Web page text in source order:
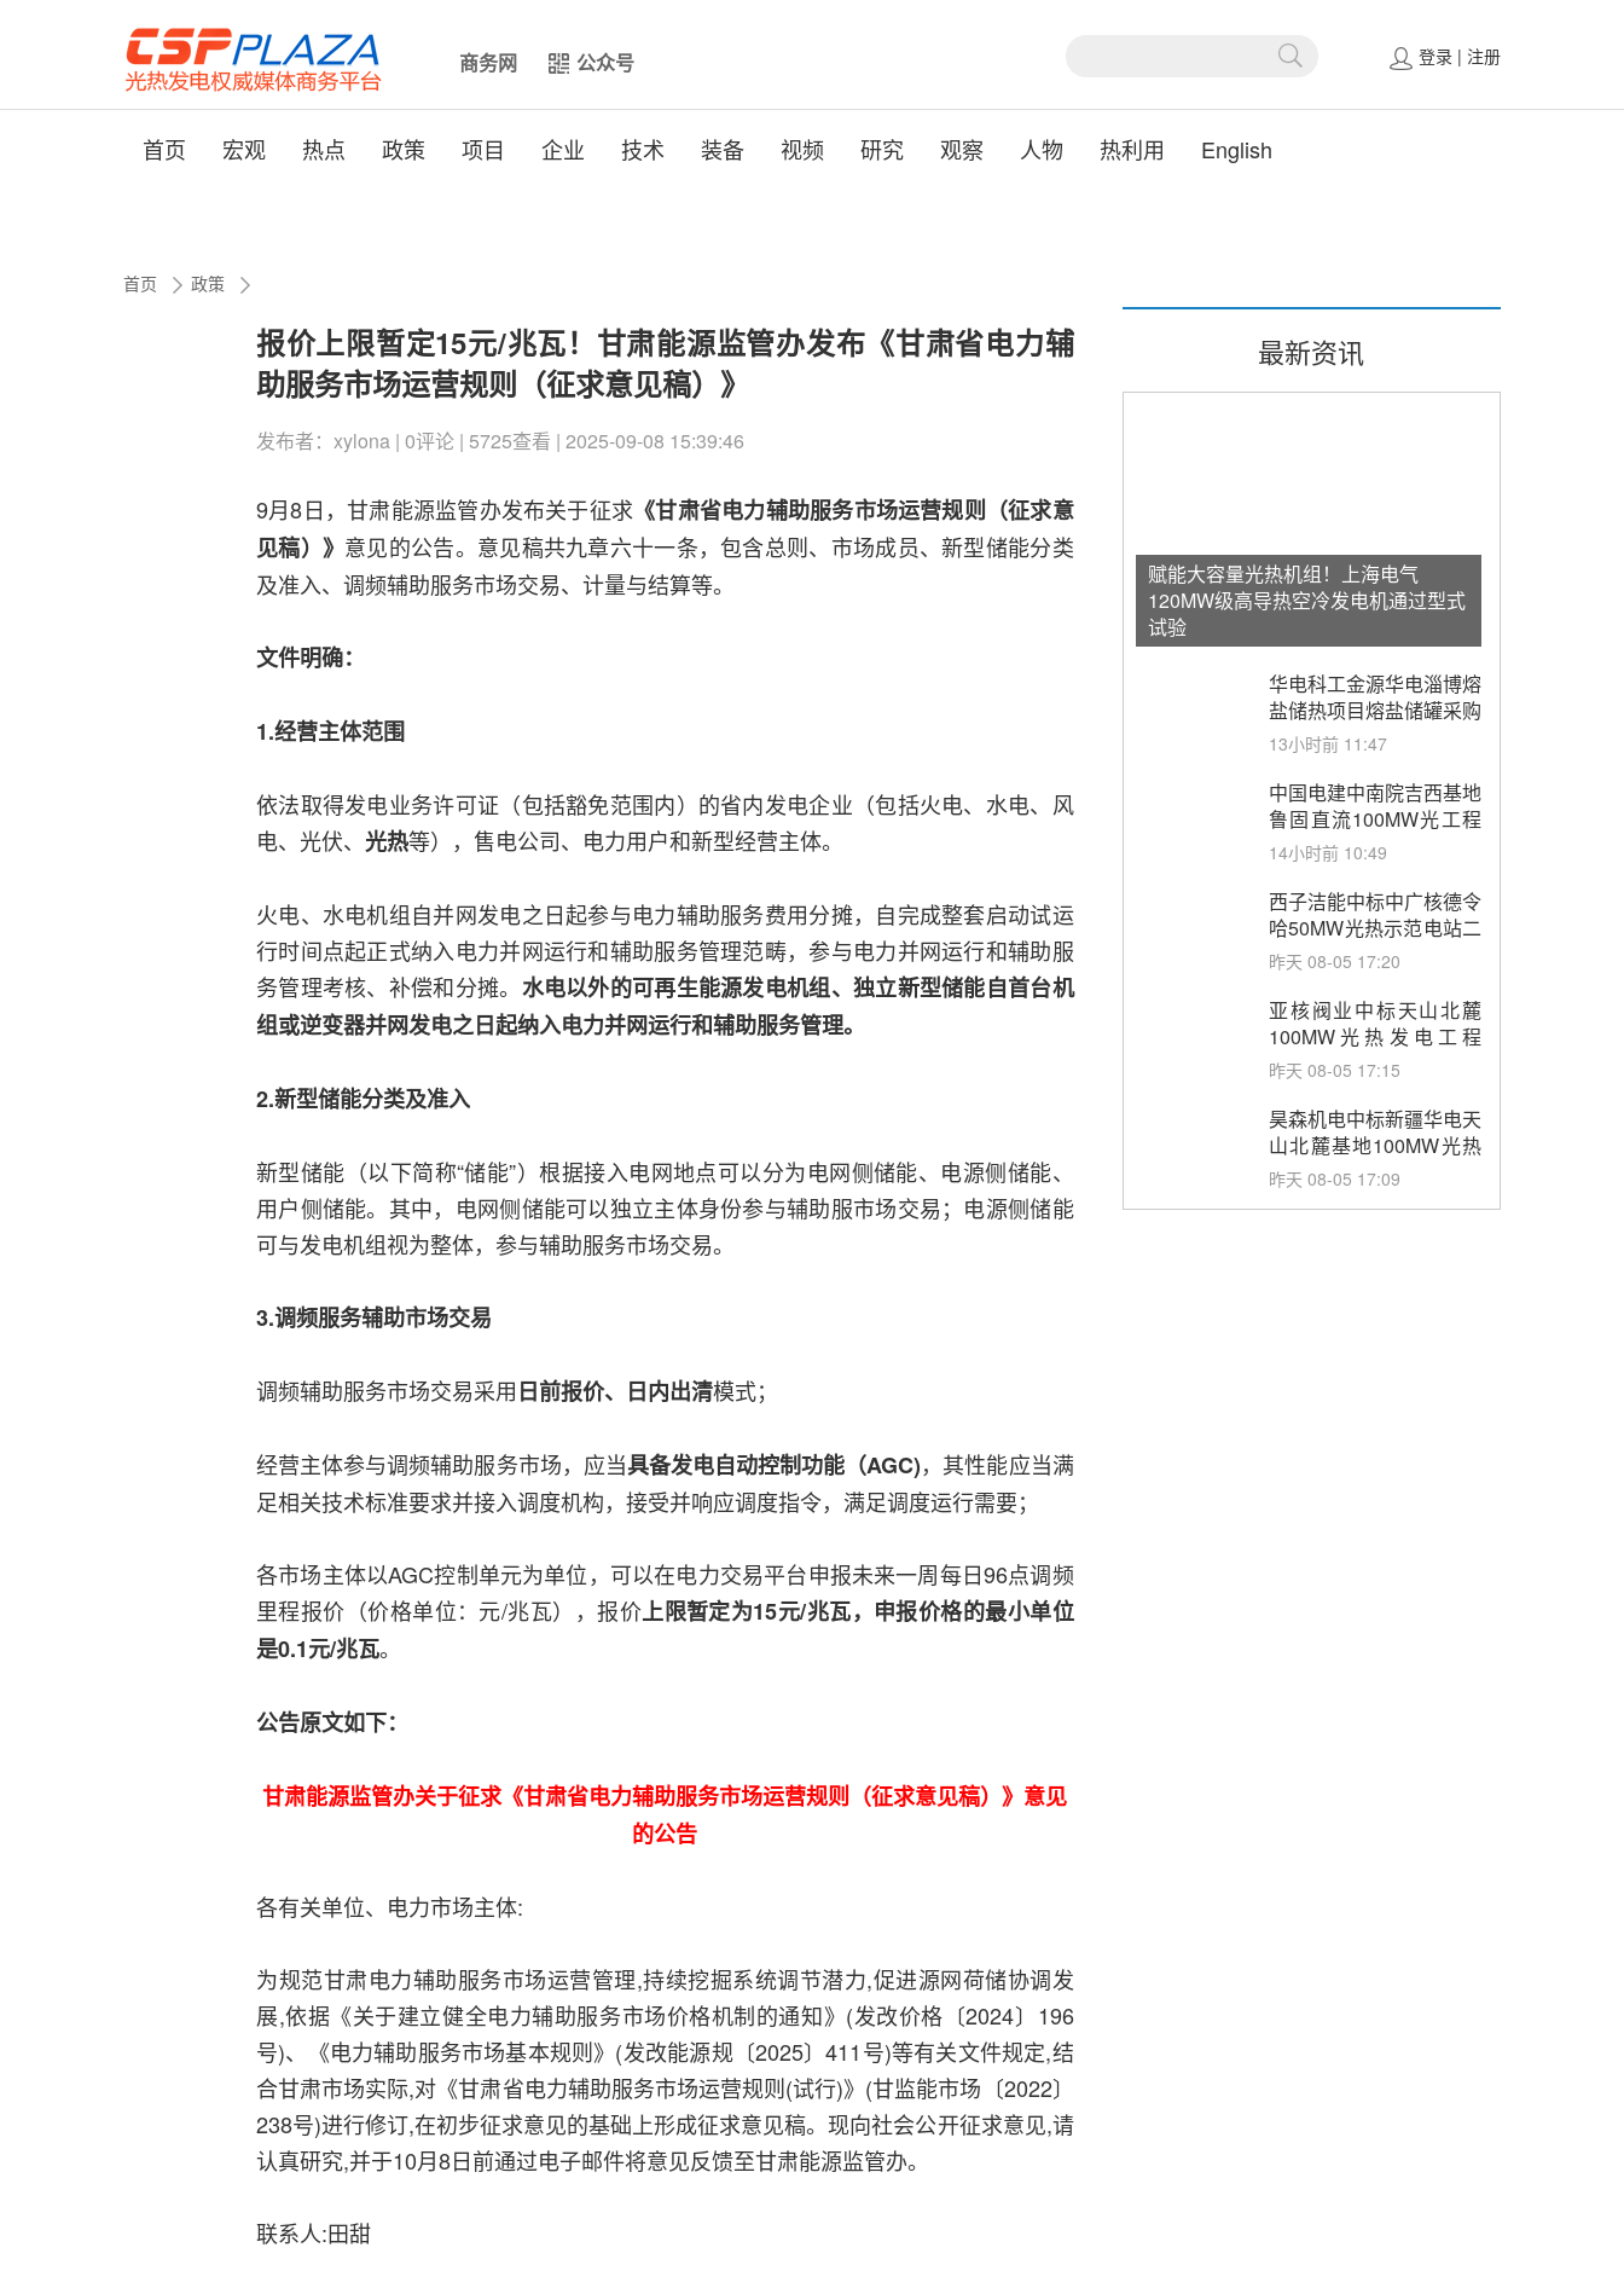
商务网 公众号 登录 | 注册
首页 宏观 热点 政策 项目 企业 技术 装备 视频 研究 观察 人物 热利用 English
首页 政策
报价上限暂定15元/兆瓦！甘肃能源监管办发布《甘肃省电力辅
助服务市场运营规则（征求意见稿）》
发布者：xylona | 0评论 | 5725查看 | 2025-09-08 15:39:46
9月8日，甘肃能源监管办发布关于征求 《甘肃省电力辅助服务市场运营规则（征求意
见稿）》 意见的公告。意见稿共九章六十一条，包含总则、市场成员、新型储能分类
及准入、调频辅助服务市场交易、计量与结算等。
文件明确：
1.经营主体范围
依法取得发电业务许可证（包括豁免范围内）的省内发电企业（包括火电、水电、风
电、光伏、 光热等），售电公司、电力用户和新型经营主体。
火电、水电机组自并网发电之日起参与电力辅助服务费用分摊，自完成整套启动试运
行时间点起正式纳入电力并网运行和辅助服务管理范畴，参与电力并网运行和辅助服
务管理考核、补偿和分摊。 水电以外的可再生能源发电机组、独立新型储能自首台机
组或逆变器并网发电之日起纳入电力并网运行和辅助服务管理。
2.新型储能分类及准入
新型储能（以下简称“储能”）根据接入电网地点可以分为电网侧储能、电源侧储能、
用户侧储能。其中，电网侧储能可以独立主体身份参与辅助服市场交易；电源侧储能
可与发电机组视为整体，参与辅助服务市场交易。
3.调频服务辅助市场交易
调频辅助服务市场交易采用日前报价、日内出清模式；
经营主体参与调频辅助服务市场，应当具备发电自动控制功能（AGC)，其性能应当满
足相关技术标准要求并接入调度机构，接受并响应调度指令，满足调度运行需要；
各市场主体以AGC控制单元为单位，可以在电力交易平台申报未来一周每日96点调频
里程报价（价格单位：元/兆瓦），报价上限暂定为15元/兆瓦，申报价格的最小单位
是0.1元/兆瓦。
公告原文如下：
甘肃能源监管办关于征求《甘肃省电力辅助服务市场运营规则（征求意见稿）》意见
的公告
各有关单位、电力市场主体:
为规范甘肃电力辅助服务市场运营管理,持续挖掘系统调节潜力,促进源网荷储协调发
展,依据《关于建立健全电力辅助服务市场价格机制的通知》(发改价格〔2024〕196
号)、《电力辅助服务市场基本规则》(发改能源规〔2025〕411号)等有关文件规定,结
合甘肃市场实际,对《甘肃省电力辅助服务市场运营规则(试行)》(甘监能市场〔2022〕
238号)进行修订,在初步征求意见的基础上形成征求意见稿。现向社会公开征求意见,请
认真研究,并于10月8日前通过电子邮件将意见反馈至甘肃能源监管办。
联系人:田甜
最新资讯
赋能大容量光热机组！上海电气
120MW级高导热空冷发电机通过型式
试验
华电科工金源华电淄博熔
盐储热项目熔盐储罐采购
13小时前 11:47
中国电建中南院吉西基地
鲁固直流100MW光工程
性能试验采购
14小时前 10:49
西子洁能中标中广核德令
哈50MW光热示范电站二
列蒸汽发生器设备采购
昨天 08-05 17:20
亚核阀业中标天山北麓
100MW光热发电工程
EPC总承包项目熔盐截
购
昨天 08-05 17:15
昊森机电中标新疆华电天
山北麓基地100MW光热
发电工程EPC总承包项
昨天 08-05 17:09